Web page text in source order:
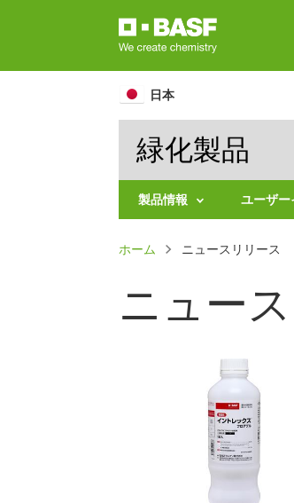
日本
製品情報
野
す
ユーザ
緑化製品
パ
く
ホーム ニュースリリース
ニュー